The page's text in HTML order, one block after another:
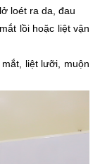
loét ra da, đau
lồi hoặc liệt vận
liệt lưỡi, muộn